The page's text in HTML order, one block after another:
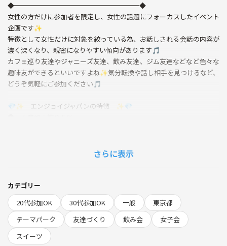
◆━━━━━━━━━━━━━━━━━━━◆
女性の方だけに参加者を限定し、女性の話題にフォーカスしたイベント
企画です✨
特徴として女性だけに対象を絞っている為、お話しされる会話の内容が
濃く深くなり、親密になりやすい傾向があります🎵
カフェ巡り友達やジャニーズ友達、飲み友達、ジム友達などなど色々な
趣味友ができるといいですよね✨気分転換や話し相手を見つけるなど、
どうぞ気軽にご参加ください🎵
💎✨ エンジョイジャパンの特徴 ✨💎
❷ 共通点ある女性同士の出会い🌞
❸ ずっと繋がりを持てる友達🙆‍♂️
❹ 自然と会話が盛り上がる👍
❺ イベント後も使える交流場✨
▶女子会では女性同士だからこそ想いや趣味嗜好が近い人が集まります
✨類友との出会いで新しい扉を開きませんか？✨
さらに表示
カテゴリー
20代参加OK
30代参加OK 一般
東京都
テーマパーク
友達づくり 飲み会
女子会
スイーツ